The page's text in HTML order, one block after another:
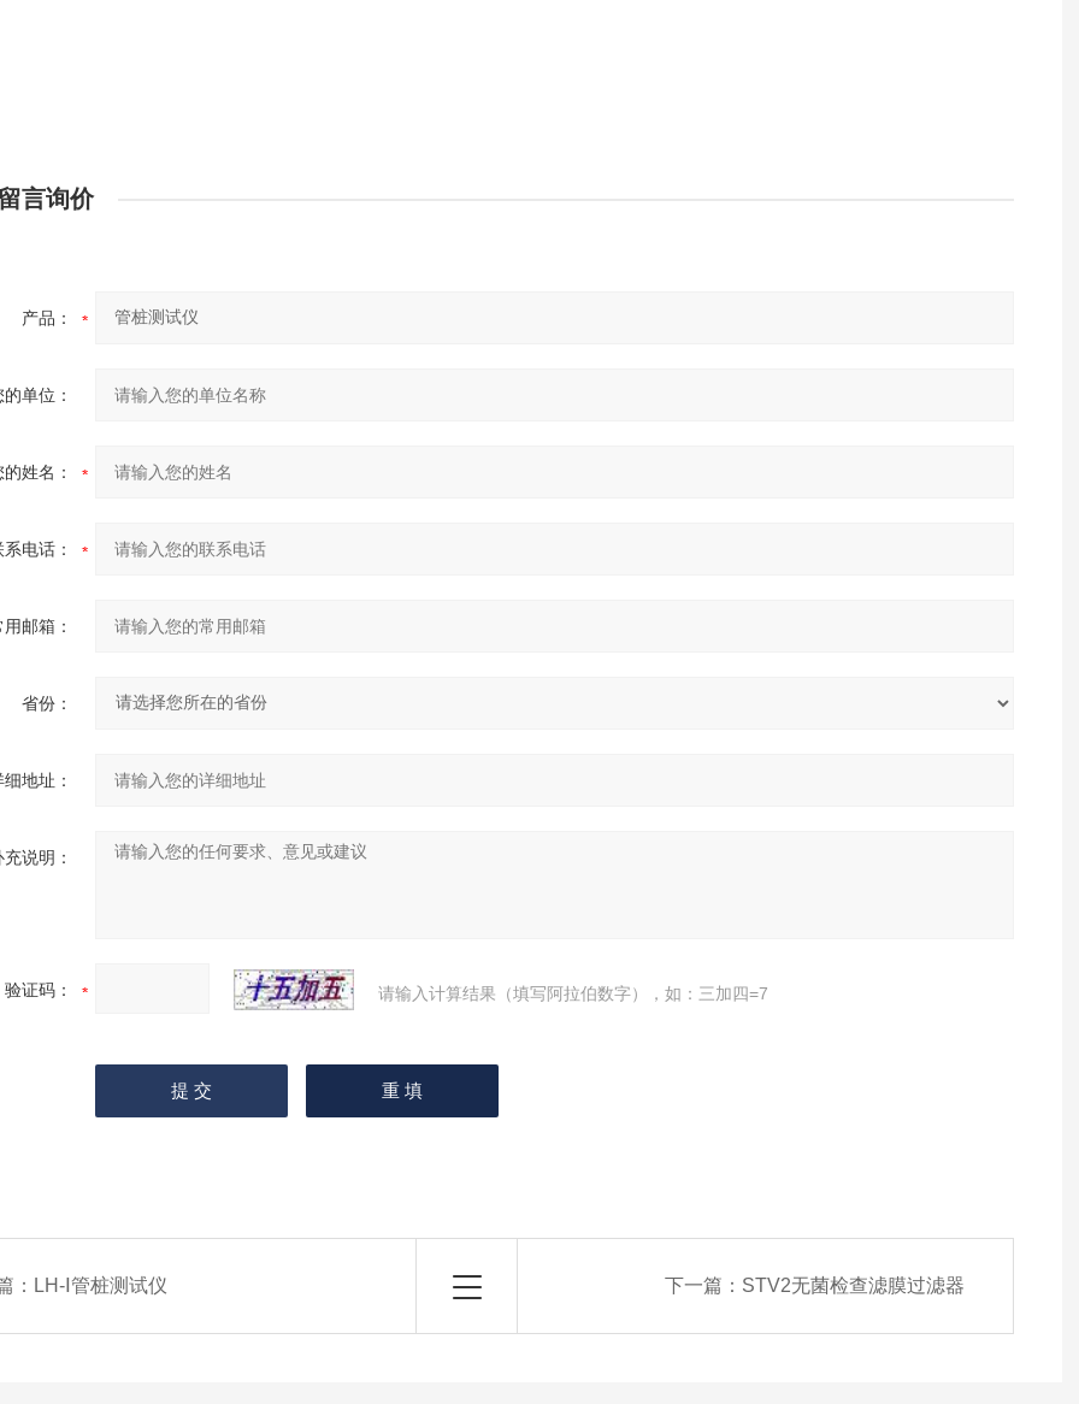
言询价
产品：
的单位：
的姓名：
系电话：
用邮箱：
省份：
细地址：
充说明：
验证码： 请输入计算结果（填写阿拉伯数字），如：三加四=7
： LH-Ⅰ管桩测试仪 下一篇： STV2无菌检查滤膜过滤器